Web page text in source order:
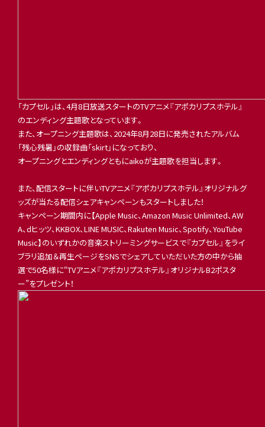
「カプセル」は、4月8日放送スタートのTVアニメ『アポカリプスホテル』
のエンディング主題歌となっています。
また、オープニング主題歌は、2024年8月28日に発売されたアルバム
「残心残暑」の収録曲「skirt」になっており、
オープニングとエンディングともにaikoが主題歌を担当します。
また、配信スタートに伴いTVアニメ『アポカリプスホテル』オリジナルグ
ッズが当たる配信シェアキャンペーンもスタートしました！
キャンペーン期間内に【Apple Music、Amazon Music Unlimited、AW
A、dヒッツ、KKBOX、LINE MUSIC、Rakuten Music、Spotify、YouTube
Music】のいずれかの音楽ストリーミングサービスで『カプセル』をライ
ブラリ追加＆再生ページをSNSでシェアしていただいた方の中から抽
選で50名様に“TVアニメ『アポカリプスホテル』オリジナルB2ポスタ
ー”をプレゼント！